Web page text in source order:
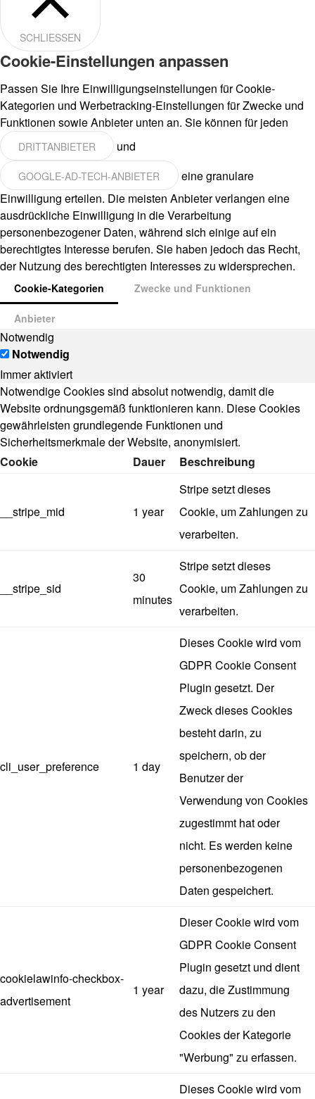
SCHLIESSEN
Cookie-Einstellungen anpassen
Passen Sie Ihre Einwilligungseinstellungen für Cookie-
Kategorien und Werbetracking-Einstellungen für Zwecke und
Funktionen sowie Anbieter unten an. Sie können für jeden
DRITTANBIETER und
GOOGLE-AD-TECH-ANBIETER
eine granulare
Einwilligung erteilen. Die meisten Anbieter verlangen eine
ausdrückliche Einwilligung in die Verarbeitung
personenbezogener Daten, während sich einige auf ein
berechtigtes Interesse berufen. Sie haben jedoch das Recht,
der Nutzung des berechtigten Interesses zu widersprechen.
Cookie-Kategorien Zwecke und Funktionen
Anbieter
Notwendig
Notwendig
Immer aktiviert
Notwendige Cookies sind absolut notwendig, damit die
Website ordnungsgemäß funktionieren kann. Diese Cookies
gewährleisten grundlegende Funktionen und
Sicherheitsmerkmale der Website, anonymisiert.
Cookie
Dauer Beschreibung
__stripe_mid 1 year
Stripe setzt dieses
Cookie, um Zahlungen zu
verarbeiten.
__stripe_sid
30
minutes
Stripe setzt dieses
Cookie, um Zahlungen zu
verarbeiten.
cli_user_preference 1 day
Dieses Cookie wird vom
GDPR Cookie Consent
Plugin gesetzt. Der
Zweck dieses Cookies
besteht darin, zu
speichern, ob der
Benutzer der
Verwendung von Cookies
zugestimmt hat oder
nicht. Es werden keine
personenbezogenen
Daten gespeichert.
cookielawinfo-checkbox-
advertisement
1 year
Dieser Cookie wird vom
GDPR Cookie Consent
Plugin gesetzt und dient
dazu, die Zustimmung
des Nutzers zu den
Cookies der Kategorie
"Werbung" zu erfassen.
Dieses Cookie wird vom